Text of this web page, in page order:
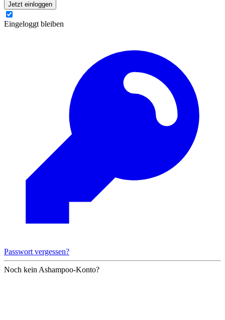
Jetzt einloggen
Eingeloggt bleiben
Passwort vergessen?
Noch kein Ashampoo-Konto?